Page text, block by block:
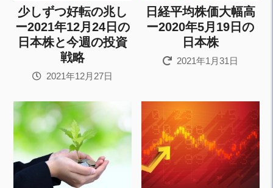
少しずつ好転の兆し
ー2021年12月24日の
日本株と今週の投資
戦略
2021年12月27日
日経平均株価大幅高
ー2020年5月19日の
日本株
2021年1月31日